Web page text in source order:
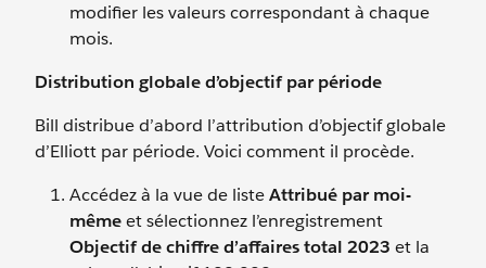
modifier les valeurs correspondant à chaque
mois.
Distribution globale d’objectif par période
Bill distribue d’abord l’attribution d’objectif globale
d’Elliott par période. Voici comment il procède.
Accédez à la vue de listeAttribué par moi-
mêmeet sélectionnez l’enregistrement
Objectif de chiffre d’affaires total 2023 et la